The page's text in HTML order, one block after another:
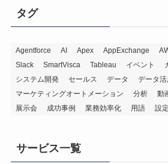
タグ
Agentforce AI Apex AppExchange
Slack
SmartVisca Tableau イベント
システム開発
セールス データ データ活
マーケティングオートメーション
分析 動
展示会
成功事例 業務効率化 用語 設定
サービス一覧